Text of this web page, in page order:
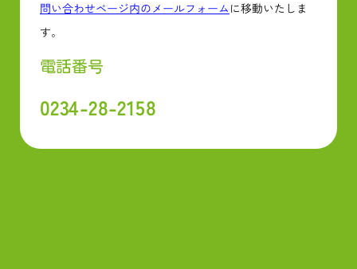
問い合わせページ内のメールフォームに移動いたしま
す。
電話番号
0234-28-2158